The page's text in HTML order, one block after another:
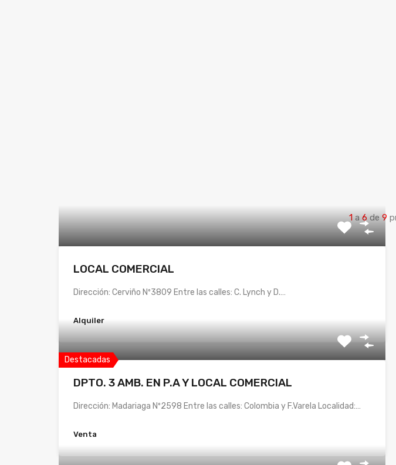
1 a 6 de 9
LOCAL COMERCIAL
Dirección: Cerviño Nº3809 Entre las calles: C. Lynch y D.…
Alquiler
Destacadas
DPTO. 3 AMB. EN P.A Y LOCAL COMERCIAL
Dirección: Madariaga Nº2598 Entre las calles: Colombia y F.Varela Localidad:…
Venta